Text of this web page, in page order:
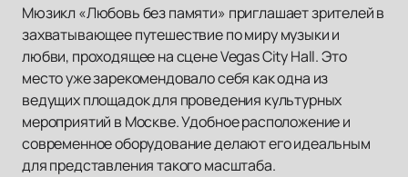
Мюзикл «Любовь без памяти» приглашает зрителей в
захватывающее путешествие по миру музыки и
любви, проходящее на сцене Vegas City Hall. Это
место уже зарекомендовало себя как одна из
ведущих площадок для проведения культурных
мероприятий в Москве. Удобное расположение и
современное оборудование делают его идеальным
для представления такого масштаба.